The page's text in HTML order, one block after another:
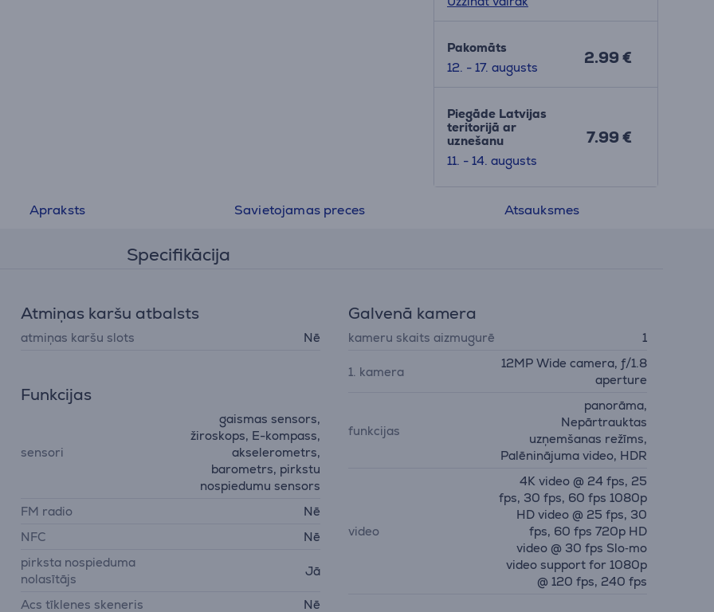
Pakomāts
12. - 17. augusts
2.99 €
Piegāde Latvijas
teritorijā ar
uznešanu
11. - 14. augusts
7.99 €
Apraksts Savietojamas preces Atsauksmes
Specifikācija
Atmiņas karšu atbalsts
atmiņas karšu slots Nē
Funkcijas
sensori
gaismas sensors,
žiroskops, E-kompass,
akselerometrs,
barometrs, pirkstu
nospiedumu sensors
FM radio
Nē
NFC
Nē
pirksta nospieduma
nolasītājs
Jā
Acs tīklenes skeneris
Nē
Galvenā kamera
kameru skaits aizmugurē 1
1. kamera
12MP Wide camera, ƒ/1.8
aperture
funkcijas
panorāma,
Nepārtrauktas
uzņemšanas režīms,
Palēninājuma video, HDR
video
4K video @ 24 fps, 25
fps, 30 fps, 60 fps 1080p
HD video @ 25 fps, 30
fps, 60 fps 720p HD
video @ 30 fps Slo‑mo
video support for 1080p
@ 120 fps, 240 fps